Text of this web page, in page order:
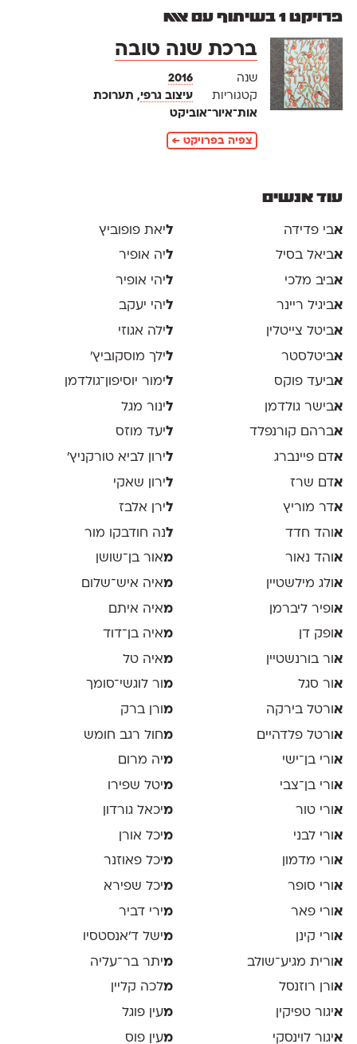
פרויקט 1 בשיתוף עם אאא
ברכת שנה טובה
שנה
2016
קטגוריות
עיצוב גרפי, תערוכת
אות־איור־אוביקט
צפיה בפרויקט ←
עוד אנשים
אבי פדידה
אביאל בסיל
אביב מלכי
אביגיל ריינר
אביטל צייטלין
אביטלסטר
אביעד פוקס
אבישר גולדמן
אברהם קורנפלד
אדם פיינברג
אדם שרז
אדר מוריץ
אוהד חדד
אוהד נאור
אולג מילשטיין
אופיר ליברמן
אופק דן
אור בורנשטיין
אור סגל
אורטל בירקה
אורטל פלדהיים
אורי בן־ישי
אורי בן־צבי
אורי טור
אורי לבני
אורי מדמון
אורי סופר
אורי פאר
אורי קינן
אורית מגיע־שולב
אורן רוזנסל
איגור טפיקין
איגור לוינסקי
ליאת פופוביץ
ליה אופיר
ליהי אופיר
ליהי יעקב
לילה אגוזי
לילך מוסקוביץ'
לימור יוסיפון־גולדמן
לינור מגל
ליעד מוזס
לירון לביא טורקניץ׳
לירון שאקי
לירן אלבז
לנה חודבקו מור
מאור בן־שושן
מאיה איש־שלום
מאיה איתם
מאיה בן־דוד
מאיה טל
מור לוגשי־סומך
מ ורן ברק
מחול רגב חומש
מיה מרום
מיטל שפירו
מיכאל גורדון
מיכל אורן
מיכל פאוזנר
מיכל שפירא
מירי דביר
מישל ד׳אנסטסיו
מיתר בר־עליה
מלכה קליין
מעין פוגל
מעין פוס